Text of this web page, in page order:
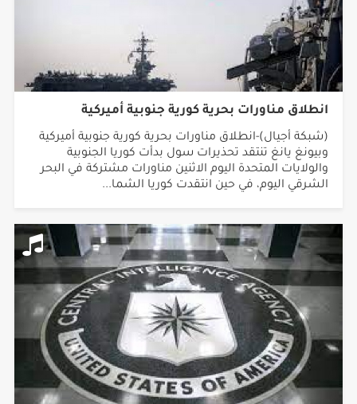
انطلاق مناورات بحرية كورية جنوبية أميركية
(شبكة أجيال)-انطلاق مناورات بحرية كورية جنوبية أميركية
وبيونغ يانغ تنتقد تحذيرات سول بدأت كوريا الجنوبية
والولايات المتحدة اليوم الاثنين مناورات مشتركة في البحر
الشرقي اليوم، في حين انتقدت كوريا الشما...